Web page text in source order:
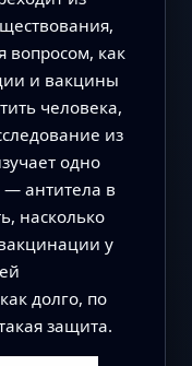
вопросом, как
и вакцины
человека,
из
одно
антитела в
насколько
у
долго, по
защита.